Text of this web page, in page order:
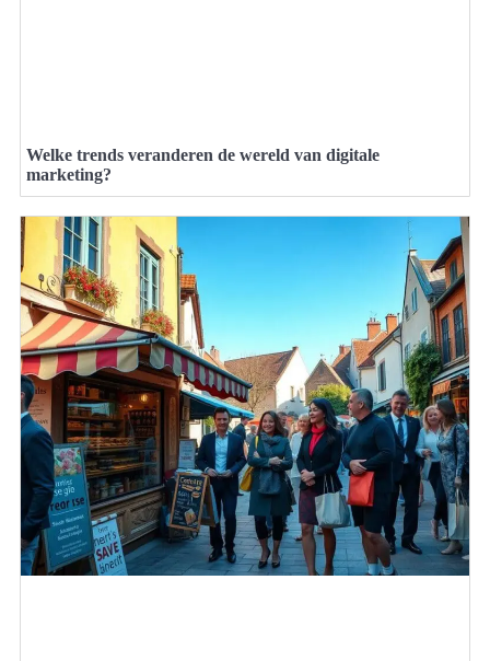
Welke trends veranderen de wereld van digitale
marketing?